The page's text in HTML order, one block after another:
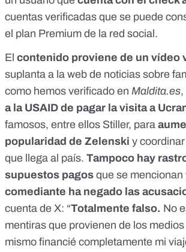
cuentas verificadas que se puede
el plan Premium de la red social.
El contenido proviene de un vídeo
suplanta a la web de noticias sobre
como hemos verificado en Maldita.es,
a la USAID de pagar la visita a
famosos, entre ellos Stiller, para
popularidad de Zelenski y
que llega al país. Tampoco hay
supuestos pagos que se mencionan
comediante ha negado las
cuenta de X: “Totalmente falso. No
mentiras que provienen de los medios
mismo financié completamente mi